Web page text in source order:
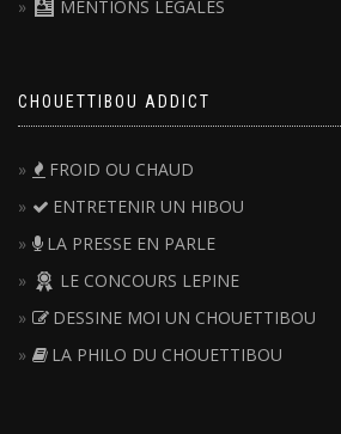
MENTIONS LEGALES
CHOUETTIBOU ADDICT
FROID OU CHAUD
ENTRETENIR UN HIBOU
LA PRESSE EN PARLE
LE CONCOURS LEPINE
DESSINE MOI UN CHOUETTIBOU
LA PHILO DU CHOUETTIBOU